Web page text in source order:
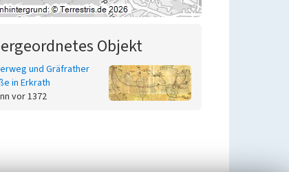
Objekt
und Gräfrather
in Erkrath
vor 1372